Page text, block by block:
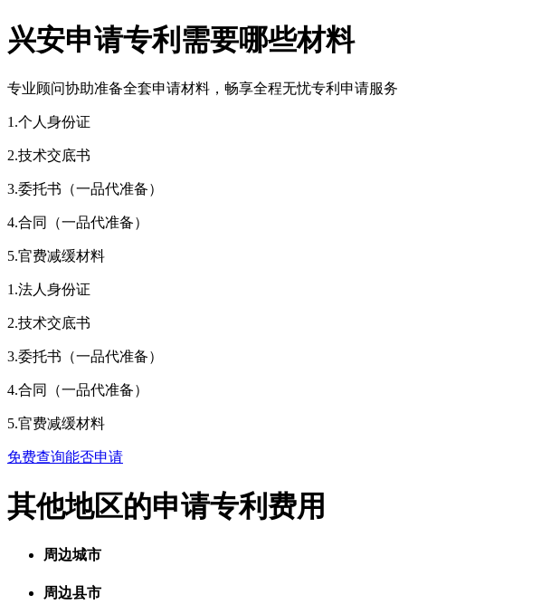
兴安申请专利需要哪些材料
专业顾问协助准备全套申请材料，畅享全程无忧专利申请服务
1.个人身份证
2.技术交底书
3.委托书（一品代准备）
4.合同（一品代准备）
5.官费减缓材料
1.法人身份证
2.技术交底书
3.委托书（一品代准备）
4.合同（一品代准备）
5.官费减缓材料
免费查询能否申请
其他地区的申请专利费用
周边城市
周边县市